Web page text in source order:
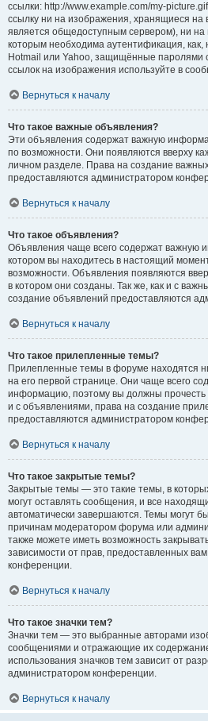
ссылки: http://www.example.com/my-
ссылку ни на изображения, хранящиеся
является общедоступным сервером), ни на
которым необходима аутентификация,
Hotmail или Yahoo, защищённые паролями
ссылок на изображения используйте в
Вернуться к началу
Что такое важные объявления?
Эти объявления содержат важную
по возможности. Они появляются вверху
личном разделе. Права на создание
предоставляются администратором
Вернуться к началу
Что такое объявления?
Объявления чаще всего содержат
котором вы находитесь в настоящий
возможности. Объявления появляются
в котором они созданы. Так же, как и с
создание объявлений предоставляются
Вернуться к началу
Что такое прилепленные темы?
Прилепленные темы в форуме находятся
на его первой странице. Они чаще всего
информацию, поэтому вы должны прочесть
и с объявлениями, права на создание
предоставляются администратором
Вернуться к началу
Что такое закрытые темы?
Закрытые темы — это такие темы, в
могут оставлять сообщения, и все
автоматически завершаются. Темы могут
причинам модератором форума или
также можете иметь возможность
зависимости от прав, предоставленных
конференции.
Вернуться к началу
Что такое значки тем?
Значки тем — это выбранные авторами
сообщениями и отражающие их
использования значков тем зависит от
администратором конференции.
Вернуться к началу